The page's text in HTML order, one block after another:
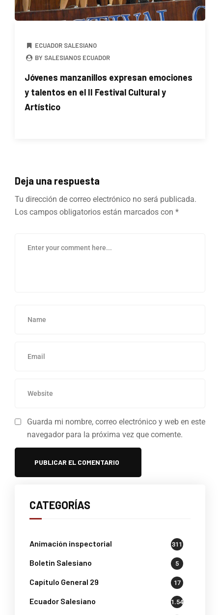
ECUADOR SALESIANO
BY SALESIANOS ECUADOR
Jóvenes manzanillos expresan emociones
y talentos en el II Festival Cultural y
Artístico
Deja una respuesta
Tu dirección de correo electrónico no será publicada.
Los campos obligatorios están marcados con *
Guarda mi nombre, correo electrónico y web en este
navegador para la próxima vez que comente.
CATEGORÍAS
Animación inspectorial 311
Boletin Salesiano 5
Capítulo General 29 17
Ecuador Salesiano 1.541